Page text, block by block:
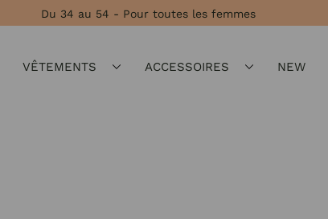
Du 34 au 54 - Pour toutes les femmes
VÊTEMENTS ACCESSOIRES NEW